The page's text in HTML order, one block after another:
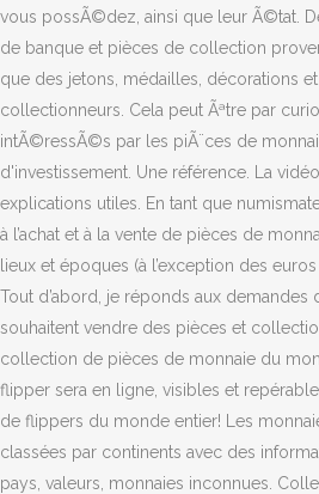
vous possÃ©dez, ainsi que leur Ã©tat.
de banque et pièces de collection
que des jetons, médailles, décorations
collectionneurs. Cela peut Ãªtre par
intÃ©ressÃ©s par les piÃ¨ces de
d'investissement. Une référence. La
explications utiles. En tant que
à l’achat et à la vente de pièces de
lieux et époques (à l’exception des
Tout d’abord, je réponds aux demandes
souhaitent vendre des pièces et
collection de pièces de monnaie du
flipper sera en ligne, visibles et
de flippers du monde entier! Les
classées par continents avec des
pays, valeurs, monnaies inconnues.